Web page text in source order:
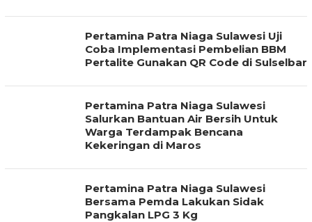
Pertamina Patra Niaga Sulawesi Uji
Coba Implementasi Pembelian BBM
Pertalite Gunakan QR Code di Sulselbar
Pertamina Patra Niaga Sulawesi
Salurkan Bantuan Air Bersih Untuk
Warga Terdampak Bencana
Kekeringan di Maros
Pertamina Patra Niaga Sulawesi
Bersama Pemda Lakukan Sidak
Pangkalan LPG 3 Kg